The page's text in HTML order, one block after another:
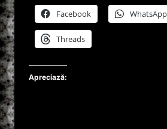
Facebook WhatsApp
Threads
Apreciază: